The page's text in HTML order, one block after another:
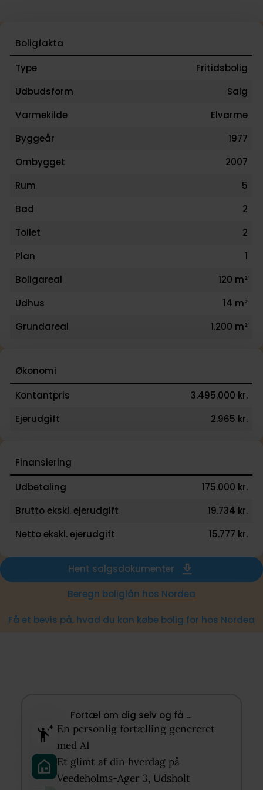
Boligfakta
Type
Fritidsbolig
Udbudsform
Salg
Varmekilde
Elvarme
Byggeår
1977
Ombygget
2007
Rum
5
Bad
2
Toilet
2
Plan
1
Boligareal
120 m²
Udhus
14 m²
Grundareal
1.200 m²
Økonomi
Kontantpris
3.495.000 kr.
Ejerudgift
2.965 kr.
Finansiering
Udbetaling
175.000 kr.
Brutto ekskl. ejerudgift
19.734 kr.
Netto ekskl. ejerudgift
15.777 kr.
Hent salgsdokumenter
Beregn boliglån hos Nordea
Få et bevis på, hvad du kan købe bolig for hos Nordea
Fortæl om dig selv og få …​
En personlig fortælling genereret
med AI​
Et glimt af din hverdag på
Veedeholms-Ager 3, Udsholt​